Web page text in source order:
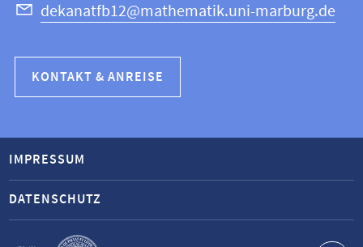
dekanatfb12@mathematik.uni-marburg.de
KONTAKT & ANREISE
Service-
IMPRESSUM
DATENSCHUTZ